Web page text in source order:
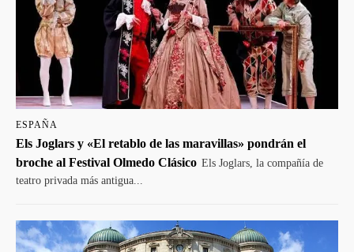
ESPAÑA
Els Joglars y «El retablo de las maravillas» pondrán el
broche al Festival Olmedo Clásico Els Joglars, la compañía de
teatro privada más antigua...